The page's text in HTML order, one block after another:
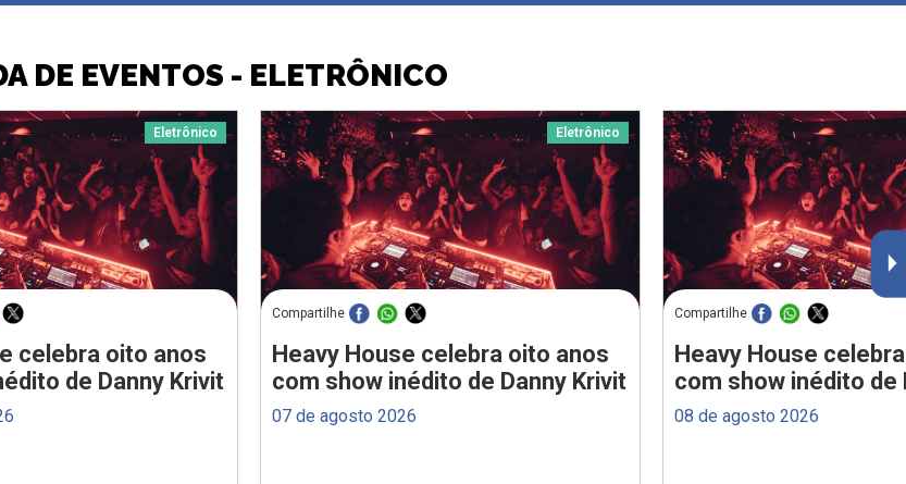
DE EVENTOS - ELETRÔNICO
Eletrônico
celebra oito anos
de Danny Krivit
Eletrônico
Compartilhe
Heavy House celebra oito anos
com show inédito de Danny Krivit
07 de agosto 2026
Compartilhe
Heavy House
com show inédito de
08 de agosto 2026